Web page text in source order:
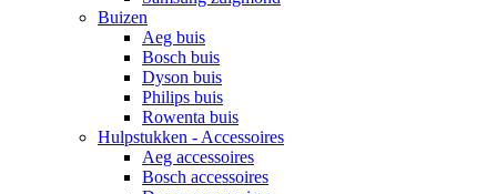
Buizen
Aeg buis
Bosch buis
Dyson buis
Philips buis
Rowenta buis
Hulpstukken - Accessoires
Aeg accessoires
Bosch accessoires